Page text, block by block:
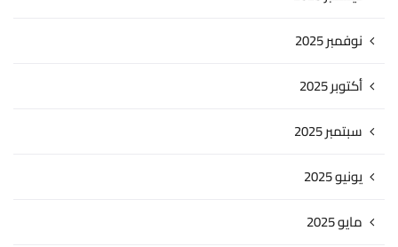
نوفمبر 2025
أكتوبر 2025
سبتمبر 2025
يونيو 2025
مايو 2025